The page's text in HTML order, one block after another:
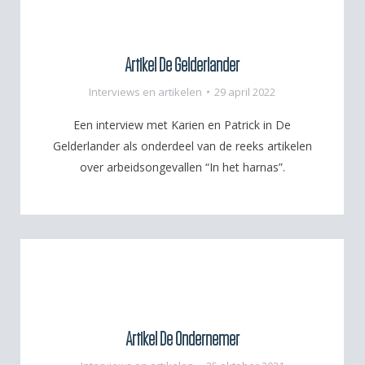
Artikel De Gelderlander
Interviews en artikelen 29 april 2022
Een interview met Karien en Patrick in De
Gelderlander als onderdeel van de reeks artikelen
over arbeidsongevallen “In het harnas”.
Artikel De Ondernemer